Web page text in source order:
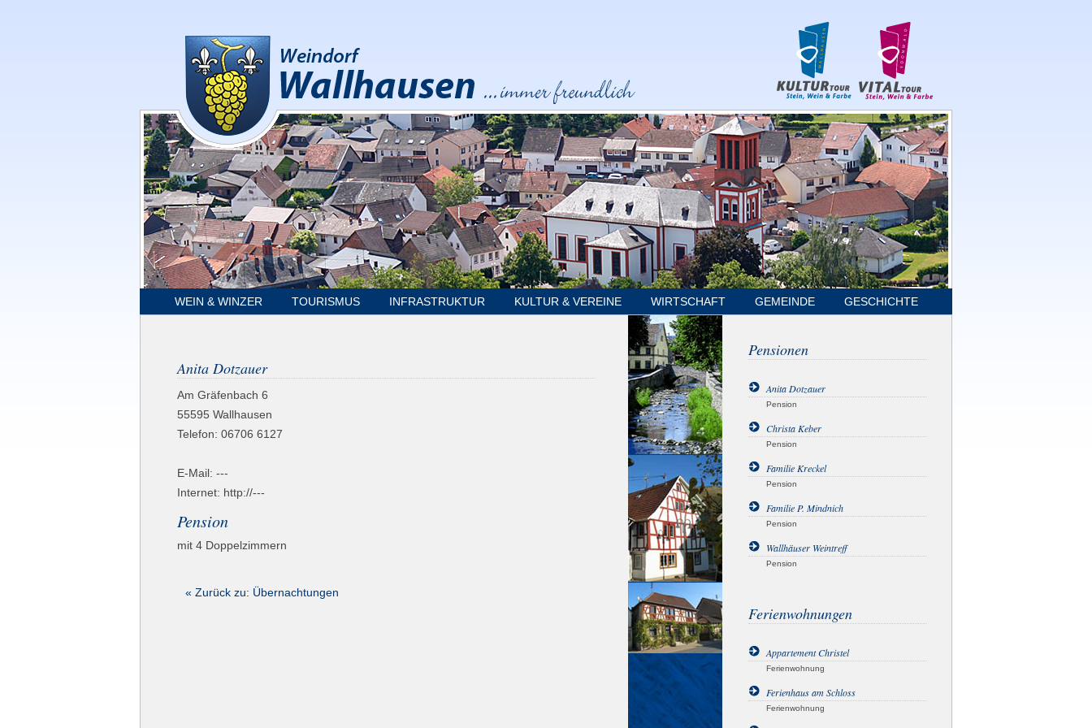
WEIN & WINZER TOURISMUS INFRASTRUKTUR KULTUR & VEREINE WIRTSCHAFT GEMEINDE GESCHICHTE
Pensionen
Anita Dotzauer
Pension
Christa Keber
Pension
Familie Kreckel
Pension
Familie P. Mindnich
Pension
Wallhäuser Weintreff
Pension
Ferienwohnungen
Appartement Christel
Ferienwohnung
Ferienhaus am Schloss
Ferienwohnung
Anita Dotzauer
Am Gräfenbach 6
55595 Wallhausen
Telefon: 06706 6127
E-Mail: ---
Internet: http://---
Pension
mit 4 Doppelzimmern
« Zurück zu: Übernachtungen